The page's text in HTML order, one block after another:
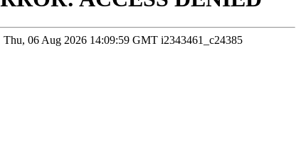
报考MEM工程管理毕业是单证还是双证
读mba的都是有钱人吗？有用处吗？
南昌大学mba学费多少？是211还是985？